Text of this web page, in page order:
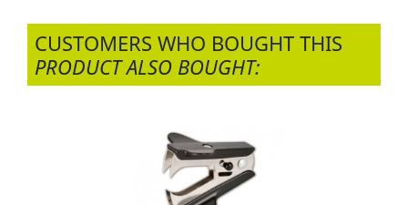
CUSTOMERS WHO BOUGHT THIS
PRODUCT ALSO BOUGHT: